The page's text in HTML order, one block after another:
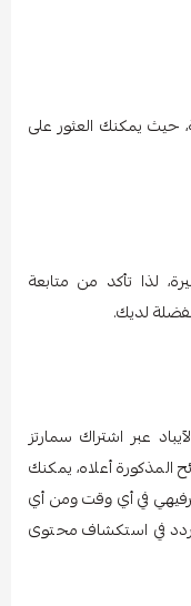
حيث يمكنك العثور على
لذا تأكد من متابعة
لديك.
عبر اشتراك سمارتز
المذكورة أعلاه، يمكنك
في أي وقت ومن أي
في استكشاف محتوى